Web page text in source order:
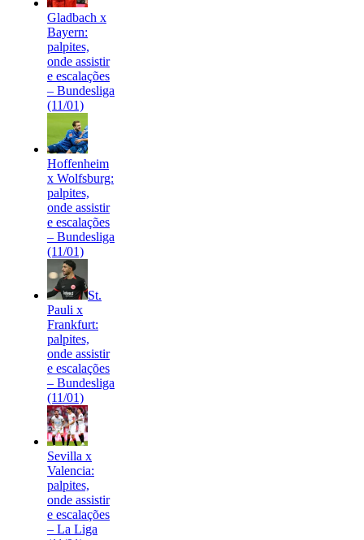
Gladbach x
Bayern:
palpites,
onde assistir
e escalações
– Bundesliga
(11/01)
Hoffenheim
x Wolfsburg:
palpites,
onde assistir
e escalações
– Bundesliga
(11/01)
St.
Pauli x
Frankfurt:
palpites,
onde assistir
e escalações
– Bundesliga
(11/01)
Sevilla x
Valencia:
palpites,
onde assistir
e escalações
– La Liga